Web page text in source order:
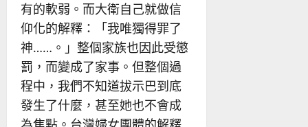
有的軟弱。而大衛自己就做信
仰化的解釋：「我唯獨得罪了
神……。」整個家族也因此受懲
罰，而變成了家事。但整個過
程中，我們不知道拔示巴到底
發生了什麼，甚至她也不會成